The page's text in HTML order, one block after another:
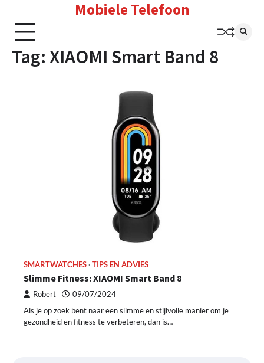
content
Mobiele Telefoon
Tag: XIAOMI Smart Band 8
SMARTWATCHES TIPS EN ADVIES
Slimme Fitness: XIAOMI Smart Band 8
Robert 09/07/2024
Als je op zoek bent naar een slimme en stijlvolle manier om je
gezondheid en fitness te verbeteren, dan is…